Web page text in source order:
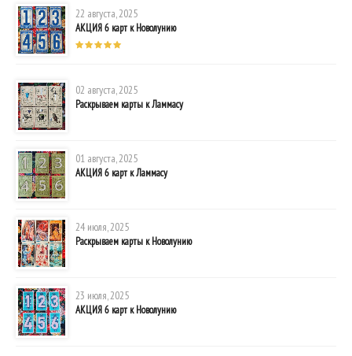
22 августа, 2025
АКЦИЯ 6 карт к Новолунию
02 августа, 2025
Раскрываем карты к Ламмасу
01 августа, 2025
АКЦИЯ 6 карт к Ламмасу
24 июля, 2025
Раскрываем карты к Новолунию
23 июля, 2025
АКЦИЯ 6 карт к Новолунию